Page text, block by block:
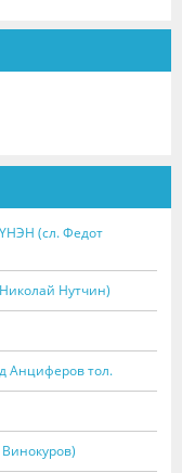
(сл. Федот
Нутчин)
Анциферов тол.